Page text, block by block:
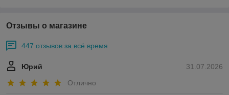
Отзывы о магазине
447 отзывов за всё время
31.07.2026
Юрий
Отлично